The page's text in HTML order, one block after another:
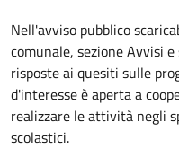
Nell'avviso pubblico
comunale, sezione Avvisi
risposte ai quesiti sulle
d'interesse è aperta a
realizzare le attività negli
scolastici.